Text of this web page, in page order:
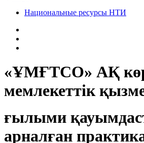
Национальные ресурсы НТИ
«ҰМҒТСО» АҚ
мемлекеттік
ғылыми
арналған